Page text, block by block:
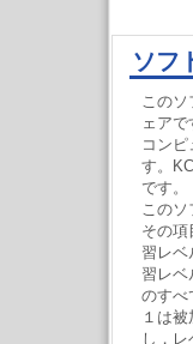
ソフ
このソ
ェア
コン
す。
です
このソ
その項
習レベ
習レベ
のすべ
１は
し，